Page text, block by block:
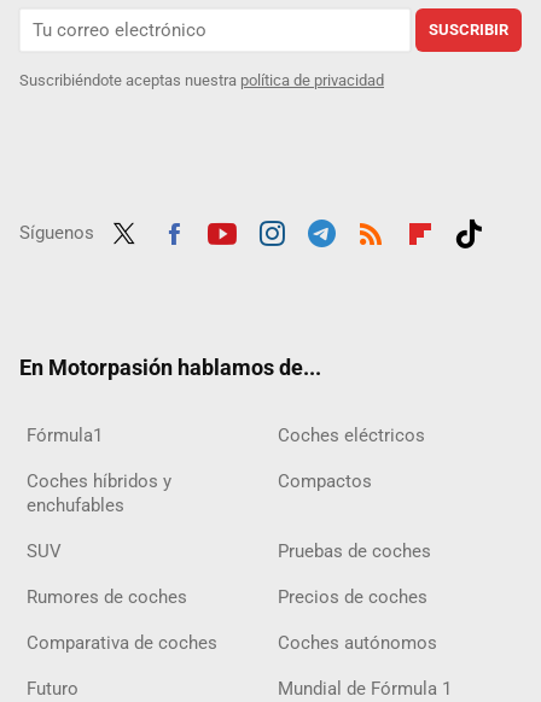
SUSCRIBIR
Suscribiéndote aceptas nuestra política de privacidad
Síguenos
En Motorpasión hablamos de...
Fórmula1 Coches eléctricos
Coches híbridos y
enchufables
Compactos
SUV Pruebas de coches
Rumores de coches Precios de coches
Comparativa de coches Coches autónomos
Futuro Mundial de Fórmula 1